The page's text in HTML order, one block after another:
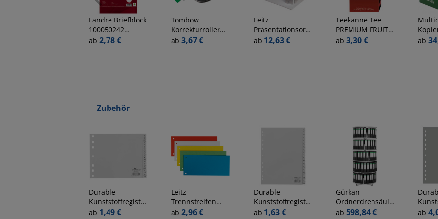
Landre Briefblock
100050242
Business Office
kariert, A4, 70g,
ab 2,78 €
Tombow
Korrekturroller
CT-YT4 Mono,
Einweg, in Blister
ab 3,67 €
Leitz
Präsentationsordner
4225-00-01, A4+ 2
Folie, 2
ab 12,63 €
Teekanne Tee
PREMIUM FRUIT
SELECTION
ab 3,30 € ab
Zubehör
Durable
Kunststoffregister
650010, A bis Z,
ab 1,49 €
Leitz
Trennstreifen
1679-60-99 farbig
ab 2,96 €
Durable
Kunststoffregister
651010, A bis Z,
ab 1,63 €
Gürkan
Ordnerdrehsäule
100356 hellgrau,
ab 598,84 €
6410
ab